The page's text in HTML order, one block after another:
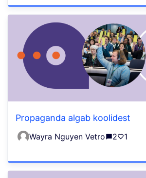
Propaganda algab koolidest
Wayra Nguyen Vetro 2 1